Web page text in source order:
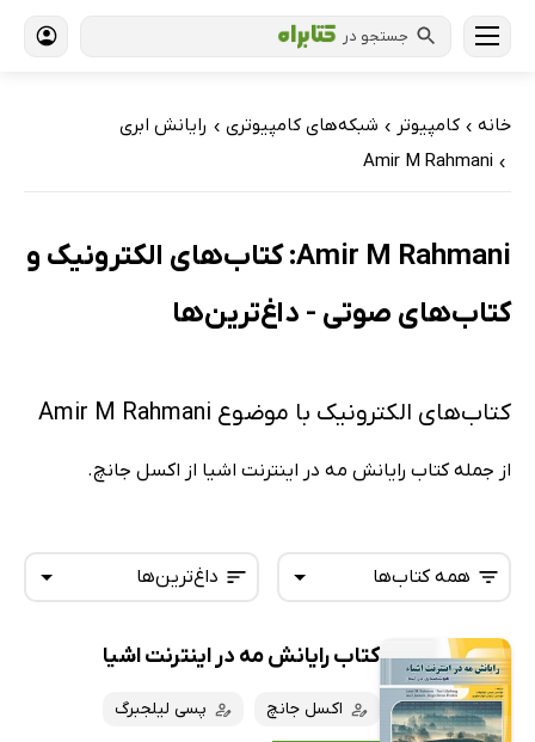
جستجو در
خانه › کامپیوتر › شبکه‌های کامپیوتری › رایانش ابری
›
Amir M Rahmani
Amir M Rahmani: کتاب‌های الکترونیک و
کتاب‌های صوتی - داغ‌ترین‌ها
کتاب‌های الکترونیک با موضوع Amir M Rahmani
از جمله کتاب رایانش مه در اینترنت اشیا از اکسل جانچ.
داغ‌ترین‌ها
تازه‌ها
داغ‌ترین‌ها
همه کتاب‌ها
همه کتاب‌ها
کتاب‌های صوتی
کتاب رایانش مه در اینترنت اشیا
اکسل جانچ
پسی لیلجبرگ